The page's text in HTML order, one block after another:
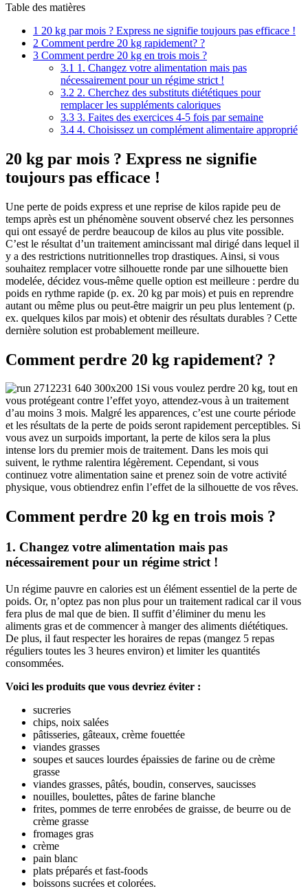
Table des matières
1 20 kg par mois ? Express ne signifie toujours pas efficace !
2 Comment perdre 20 kg rapidement? ?
3 Comment perdre 20 kg en trois mois ?
3.1 1. Changez votre alimentation mais pas
nécessairement pour un régime strict !
3.2 2. Cherchez des substituts diététiques pour
remplacer les suppléments caloriques
3.3 3. Faites des exercices 4-5 fois par semaine
3.4 4. Choisissez un complément alimentaire approprié
20 kg par mois ? Express ne signifie
toujours pas efficace !
Une perte de poids express et une reprise de kilos rapide peu de
temps après est un phénomène souvent observé chez les personnes
qui ont essayé de perdre beaucoup de kilos au plus vite possible.
C’est le résultat d’un traitement amincissant mal dirigé dans lequel il
y a des restrictions nutritionnelles trop drastiques. Ainsi, si vous
souhaitez remplacer votre silhouette ronde par une silhouette bien
modelée, décidez vous-même quelle option est meilleure : perdre du
poids en rythme rapide (p. ex. 20 kg par mois) et puis en reprendre
autant ou même plus ou peut-être maigrir un peu plus lentement (p.
ex. quelques kilos par mois) et obtenir des résultats durables ? Cette
dernière solution est probablement meilleure.
Comment perdre 20 kg rapidement? ?
Si vous voulez perdre 20 kg, tout en
vous protégeant contre l’effet yoyo, attendez-vous à un traitement
d’au moins 3 mois. Malgré les apparences, c’est une courte période
et les résultats de la perte de poids seront rapidement perceptibles. Si
vous avez un surpoids important, la perte de kilos sera la plus
intense lors du premier mois de traitement. Dans les mois qui
suivent, le rythme ralentira légèrement. Cependant, si vous
continuez votre alimentation saine et prenez soin de votre activité
physique, vous obtiendrez enfin l’effet de la silhouette de vos rêves.
Comment perdre 20 kg en trois mois ?
1. Changez votre alimentation mais pas
nécessairement pour un régime strict !
Un régime pauvre en calories est un élément essentiel de la perte de
poids. Or, n’optez pas non plus pour un traitement radical car il vous
fera plus de mal que de bien. Il suffit d’éliminer du menu les
aliments gras et de commencer à manger des aliments diététiques.
De plus, il faut respecter les horaires de repas (mangez 5 repas
réguliers toutes les 3 heures environ) et limiter les quantités
consommées.
Voici les produits que vous devriez éviter :
sucreries
chips, noix salées
pâtisseries, gâteaux, crème fouettée
viandes grasses
soupes et sauces lourdes épaissies de farine ou de crème
grasse
viandes grasses, pâtés, boudin, conserves, saucisses
nouilles, boulettes, pâtes de farine blanche
frites, pommes de terre enrobées de graisse, de beurre ou de
crème grasse
fromages gras
crème
pain blanc
plats préparés et fast-foods
boissons sucrées et colorées.